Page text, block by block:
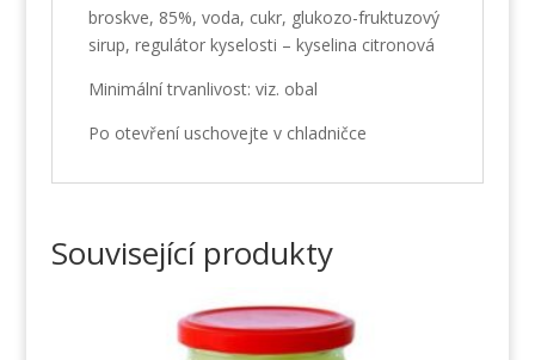
broskve, 85%, voda, cukr, glukozo-fruktuzový
sirup, regulátor kyselosti – kyselina citronová
Minimální trvanlivost: viz. obal
Po otevření uschovejte v chladničce
Související produkty